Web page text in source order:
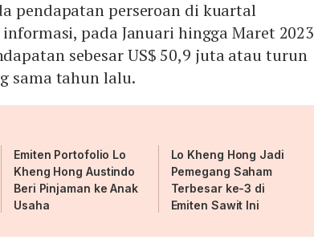
pendapatan perseroan di kuartal
pada Januari hingga Maret 2023
sebesar US$ 50,9 juta atau turun
sama tahun lalu.
Emiten Portofolio Lo
Kheng Hong Austindo
Beri Pinjaman ke Anak
Usaha
Lo Kheng Hong Jadi
Pemegang Saham
Terbesar ke-3 di
Emiten Sawit Ini